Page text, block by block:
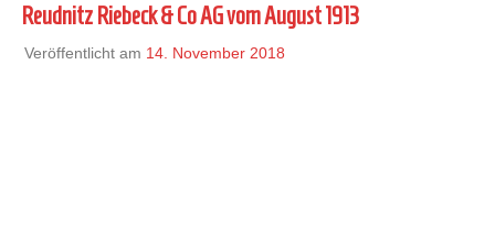
Reudnitz Riebeck & Co AG vom August 1913
Veröffentlicht am 14. November 2018